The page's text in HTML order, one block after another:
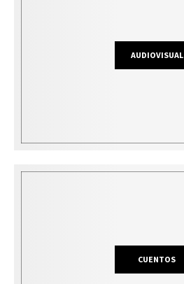
AUDIOVISUAL
CUENTOS